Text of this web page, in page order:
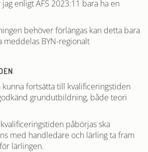
enligtAFS 2023:11 bara ha en
behöver förlängas kan detta bara
meddelas BYN-regionalt
kunna fortsätta till kvalificeringstiden
grundutbildning, både teori
påbörjas ska
med handledare och lärling ta fram
lärlingen.